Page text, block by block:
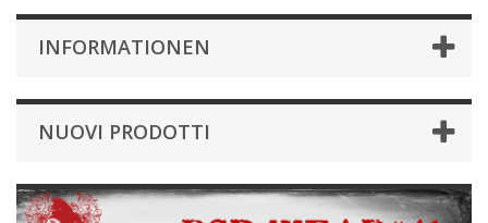
INFORMATIONEN
NUOVI PRODOTTI